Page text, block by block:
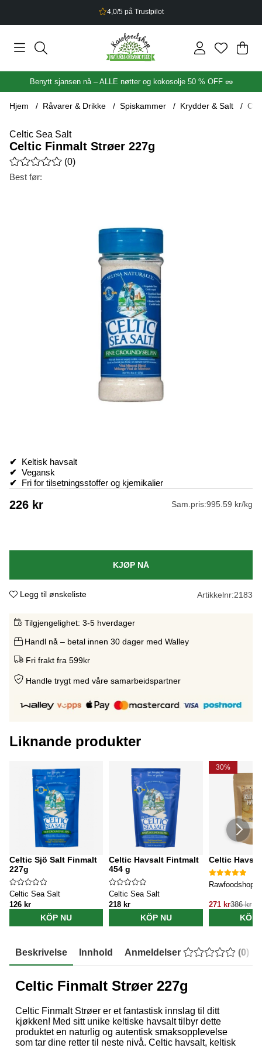
2,5% bonus på alt du handler
.
Benytt sjansen nå – ALLE nøtter og kokosolje 50 % OFF 🥜
Hjem Råvarer & Drikke Spiskammer Krydder & Salt
Celtic Sea Salt
Celtic Finmalt Strøer 227g
Gjennomsnittlig rangering 0 av 5 Antall vurderinger 0
(0)
Best før:
✔
Keltisk havsalt
✔ Vegansk
✔
Fri for tilsetningsstoffer og kjemikalier
226 kr Sam.pris:995.59 kr/kg
KJØP NÅ
Legg til ønskeliste Artikkelnr:2183
Tilgjengelighet: 3-5 hverdager
Handl nå – betal innen 30 dager med Walley
Fri frakt fra 599kr
Handle trygt med våre samarbeidspartner
Liknande produkter
Celtic Sjö Salt Finmalt
227g
Celtic Sea Salt
126 kr
KÖP NU
Celtic Havsalt Fintmalt
454 g
Celtic Sea Salt
218 kr
KÖP NU
30%
Celtic
Rawfoodshop
271 kr386 kr
KÖP
Beskrivelse Innhold Anmeldelser (0)
Celtic Finmalt Strøer 227g
Celtic Finmalt Strøer er et fantastisk innslag til ditt
kjøkken! Med sitt unike keltiske havsalt tilbyr dette
produktet en naturlig og autentisk smaksopplevelse
som tar dine retter til neste nivå. Celtic havsalt, keltisk